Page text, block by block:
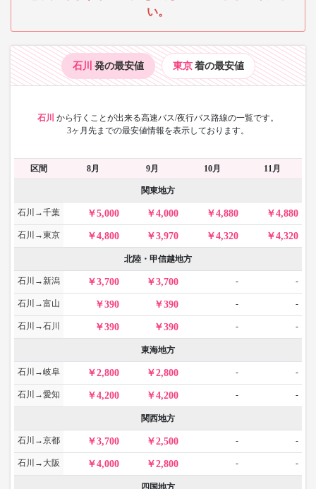
い。
石川 発の最安値 東京 着の最安値
石川 から行くことが出来る高速バス/夜行バス路線の一覧です。
3ヶ月先までの最安値情報を表示しております。
区間 8月 9月 10月 11月
関東地方
石川→千葉 5,000 4,000 4,880 4,880
石川→東京 4,800 3,970 4,320 4,320
北陸・甲信越地方
石川→新潟 3,700 3,700 - -
石川→富山 390 390 - -
石川→石川 390 390 - -
東海地方
石川→岐阜 2,800 2,800 - -
石川→愛知 4,200 4,200 - -
関西地方
石川→京都 3,700 2,500 - -
石川→大阪 4,000 2,800 - -
四国地方